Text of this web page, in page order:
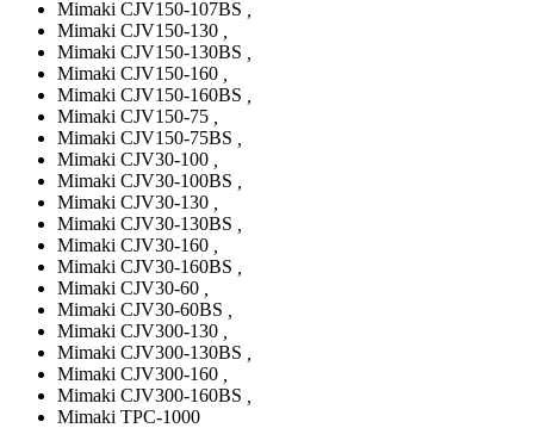
Mimaki CJV150-107BS
Mimaki CJV150-130
Mimaki CJV150-130BS
Mimaki CJV150-160
Mimaki CJV150-160BS
Mimaki CJV150-75
Mimaki CJV150-75BS
Mimaki CJV30-100
Mimaki CJV30-100BS
Mimaki CJV30-130
Mimaki CJV30-130BS
Mimaki CJV30-160
Mimaki CJV30-160BS
Mimaki CJV30-60
Mimaki CJV30-60BS
Mimaki CJV300-130
Mimaki CJV300-130BS
Mimaki CJV300-160
Mimaki CJV300-160BS
Mimaki TPC-1000